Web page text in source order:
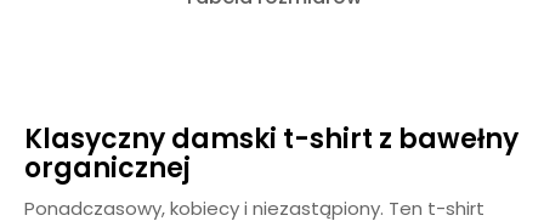
Klasyczny damski t-shirt z bawełny
organicznej
Ponadczasowy, kobiecy i niezastąpiony. Ten t-shirt